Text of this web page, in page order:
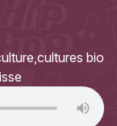
cultures bio